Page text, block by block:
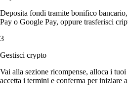
Deposita fondi tramite bonifico
Pay o Google Pay, oppure trasferisci
3
Gestisci crypto
Vai alla sezione ricompense, alloca i
accetta i termini e conferma per iniziare